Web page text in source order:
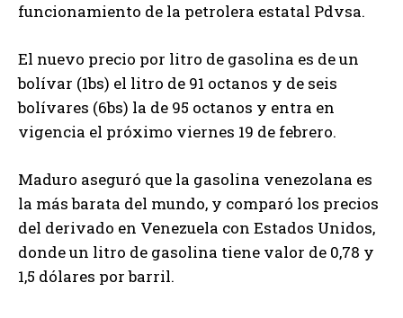
funcionamiento de la petrolera estatal Pdvsa.
El nuevo precio por litro de gasolina es de un
bolívar (1bs) el litro de 91 octanos y de seis
bolívares (6bs) la de 95 octanos y entra en
vigencia el próximo viernes 19 de febrero.
Maduro aseguró que la gasolina venezolana es
la más barata del mundo, y comparó los precios
del derivado en Venezuela con Estados Unidos,
donde un litro de gasolina tiene valor de 0,78 y
1,5 dólares por barril.